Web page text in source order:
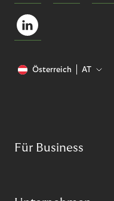
Österreich AT
Für Business